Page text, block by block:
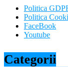
Politica
Politica
FaceBook
Youtube
Categorii